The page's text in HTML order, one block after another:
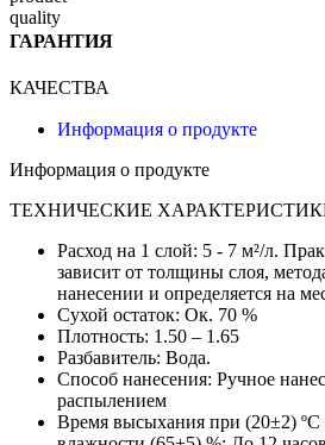
ГАРАНТИЯ
КАЧЕСТВА
Информация о продукте
Информация о продукте
ТЕХНИЧЕСКИЕ
Расход на 1 слой: 5 - 7 м²/л.
зависит от толщины слоя,
нанесении и определяется на
Сухой остаток: Ок. 70 %
Плотность: 1.50 – 1.65
Разбавитель: Вода.
Способ нанесения: Ручное
распылением
Время высыхания при (20±2) ºС